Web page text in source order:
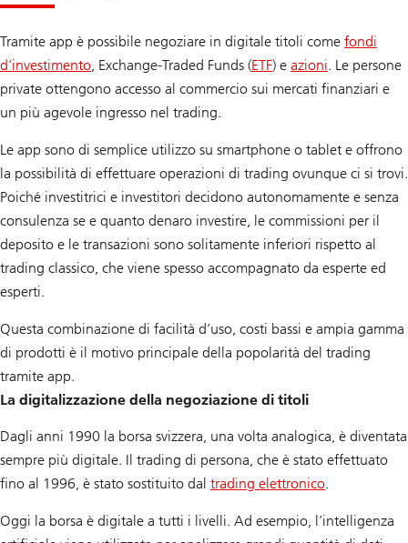
Tramite app è possibile negoziare in digitale titoli come fondi
d’investimento, Exchange-Traded Funds (ETF) e azioni. Le persone
private ottengono accesso al commercio sui mercati finanziari e
un più agevole ingresso nel trading.
Le app sono di semplice utilizzo su smartphone o tablet e offrono
la possibilità di effettuare operazioni di trading ovunque ci si trovi.
Poiché investitrici e investitori decidono autonomamente e senza
consulenza se e quanto denaro investire, le commissioni per il
deposito e le transazioni sono solitamente inferiori rispetto al
trading classico, che viene spesso accompagnato da esperte ed
esperti.
Questa combinazione di facilità d’uso, costi bassi e ampia gamma
di prodotti è il motivo principale della popolarità del trading
tramite app.
La digitalizzazione della negoziazione di titoli
Dagli anni 1990 la borsa svizzera, una volta analogica, è diventata
sempre più digitale. Il trading di persona, che è stato effettuato
fino al 1996, è stato sostituito dal trading elettronico.
Oggi la borsa è digitale a tutti i livelli. Ad esempio, l’intelligenza